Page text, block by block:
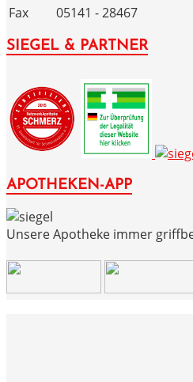
Fax
05141 - 28467
SIEGEL & PARTNER
APOTHEKEN-APP
Unsere Apotheke immer